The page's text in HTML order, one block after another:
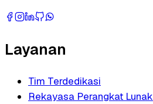
Layanan
Tim Terdedikasi
Rekayasa Perangkat Lunak